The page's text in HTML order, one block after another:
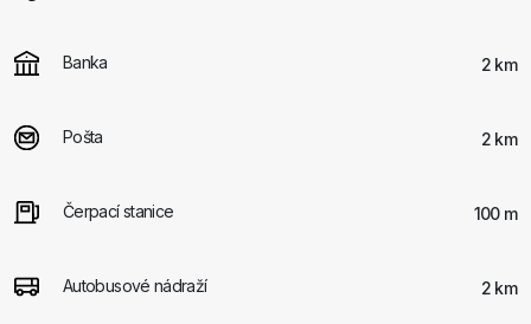
Banka 2 km
Pošta 2 km
Čerpací stanice 100 m
Autobusové nádraží 2 km